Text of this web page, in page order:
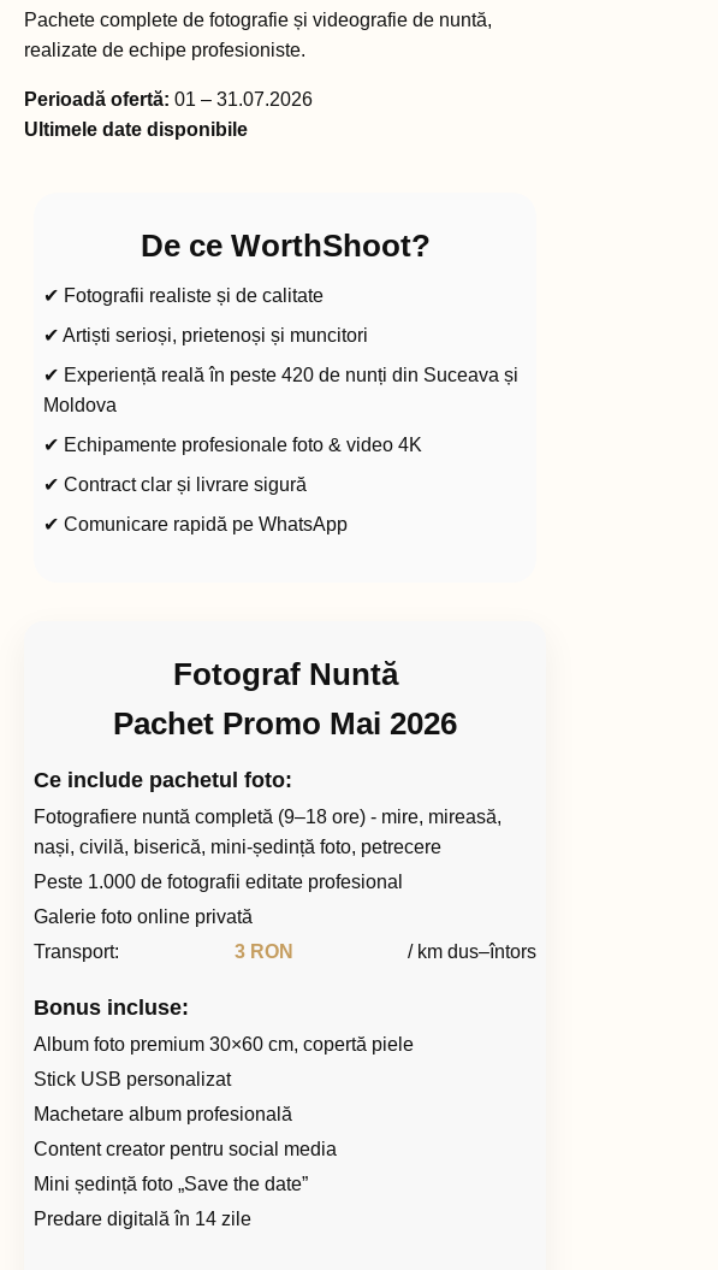
Pachete complete de fotografie și videografie de nuntă,
realizate de echipe profesioniste.
Perioadă ofertă: 01 – 31.07.2026
Ultimele date disponibile
De ce WorthShoot?
✔ Fotografii realiste și de calitate
✔ Artiști serioși, prietenoși și muncitori
✔ Experiență reală în peste 420 de nunți din Suceava și
Moldova
✔ Echipamente profesionale foto & video 4K
✔ Contract clar și livrare sigură
✔ Comunicare rapidă pe WhatsApp
Fotograf Nuntă
Pachet Promo Mai 2026
Ce include pachetul foto:
Fotografiere nuntă completă (9–18 ore) - mire, mireasă,
nași, civilă, biserică, mini-ședință foto, petrecere
Peste 1.000 de fotografii editate profesional
Galerie foto online privată
Transport:
3 RON / km dus–întors
Bonus incluse:
Album foto premium 30×60 cm, copertă piele
Stick USB personalizat
Machetare album profesională
Content creator pentru social media
Mini ședință foto „Save the date”
Predare digitală în 14 zile